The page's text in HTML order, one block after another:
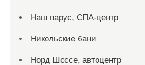
Наш парус, СПА-центр
Никольские бани
Норд Шоссе, автоцентр